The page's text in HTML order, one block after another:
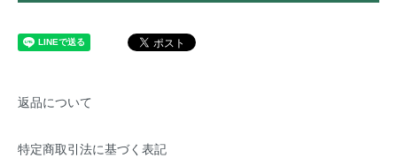
返品について
特定商取引法に基づく表記